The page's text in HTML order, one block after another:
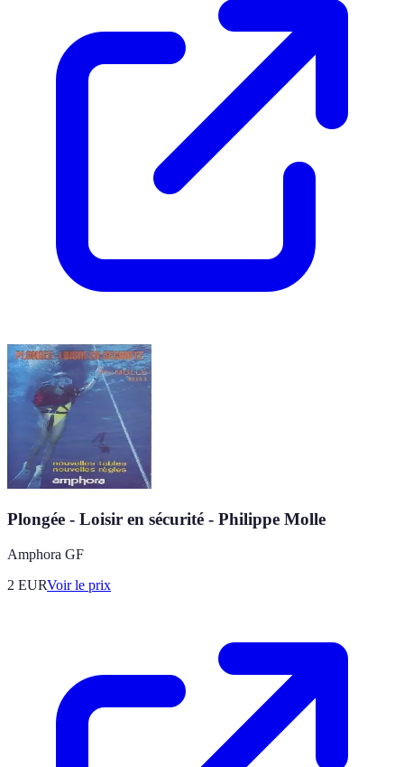
Plongée - Loisir en sécurité - Philippe Molle
Amphora GF
2 EURVoir le prix